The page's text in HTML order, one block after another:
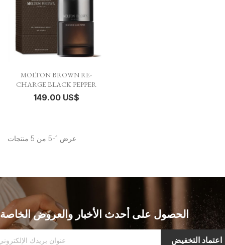
MOLTON BROWN RE-
CHARGE BLACK PEPPER
149.00 US$
عرض 1-5 من 5 منتجات
الحصول على أحدث الأخبار والعروض الخاصة